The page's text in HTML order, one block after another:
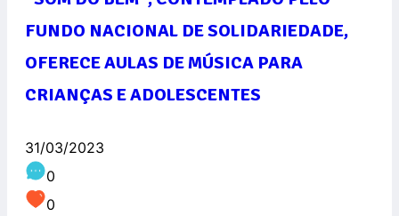
FUNDO NACIONAL DE SOLIDARIEDADE,
OFERECE AULAS DE MÚSICA PARA
CRIANÇAS E ADOLESCENTES
31/03/2023
0
0